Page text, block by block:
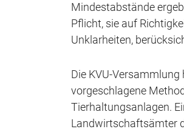
Mindestabstände
Pflicht, sie auf
Unklarheiten,
Die KVU-
vorgeschlagene
Tierhaltungsanlagen.
Landwirtschaftsämter